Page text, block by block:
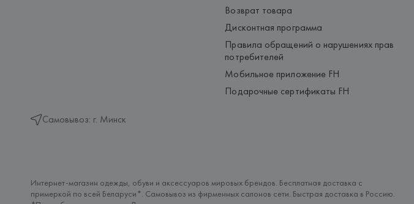
Самовывоз: г. Минск
Возврат товара
Дисконтная программа
Правила обращений о нарушениях прав
потребителей
Мобильное приложение FH
Подарочные сертификаты FH
Интернет-магазин одежды, обуви и аксессуаров мировых брендов. Бесплатная доставка с
примеркой по всей Беларуси*. Самовывоз из фирменных салонов сети. Быстрая доставка в Россию.